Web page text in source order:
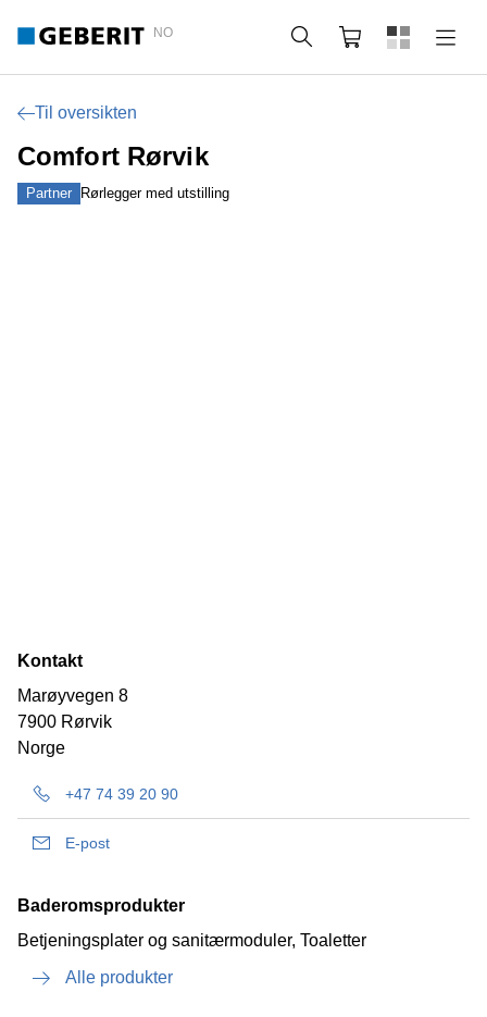
NO Søk Handlekurv
Til oversikten
Comfort Rørvik
Partner Rørlegger med utstilling
Kontakt
Marøyvegen 8
7900 Rørvik
Norge
+47 74 39 20 90
E-post
Baderomsprodukter
Betjeningsplater og sanitærmoduler, Toaletter
Alle produkter